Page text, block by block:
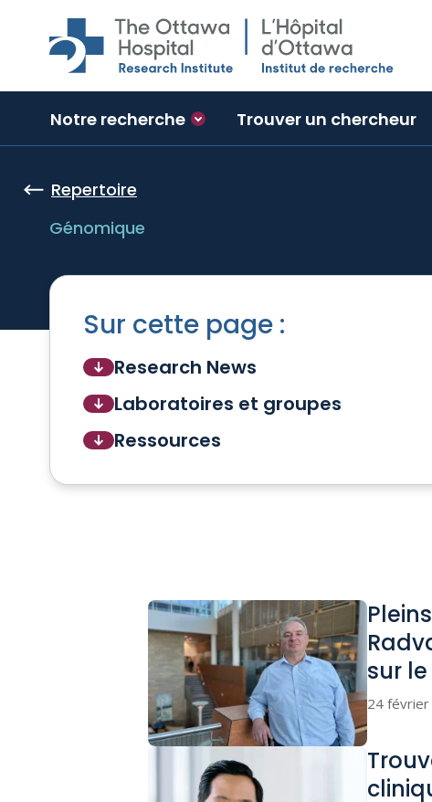
Skip to main content
Notre recherche Trouver un chercheur
Repertoire
Génomique
Sur cette page :
Research News
Laboratoires et groupes
Ressources
sur le
24